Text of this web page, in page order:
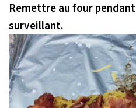
Remettre au four
surveillant.